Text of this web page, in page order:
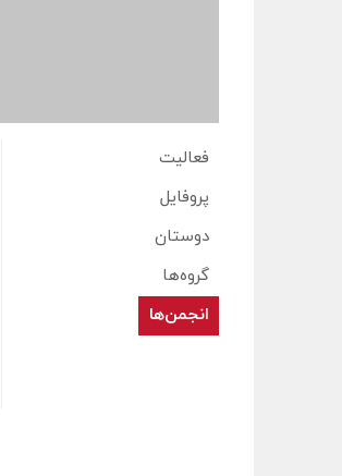
فعالیت
پروفایل
دوستان
گروه‌ها
انجمن‌ها